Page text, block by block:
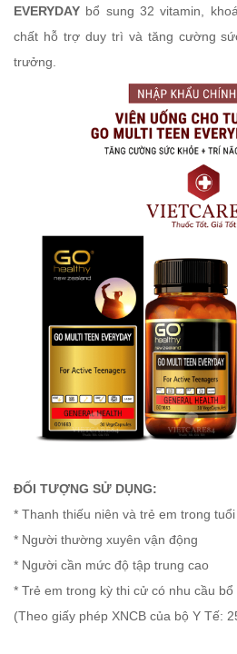
EVERYDAY bổ sung 32 vitamin,
chất hỗ trợ duy trì và tăng cường
trưởng.
ĐỐI TƯỢNG SỬ DỤNG:
* Thanh thiếu niên và trẻ em trong
* Người thường xuyên vận động
* Người cần mức độ tập trung cao
* Trẻ em trong kỳ thi cử có nhu cầu bổ
(Theo giấy phép XNCB của bộ Y Tế: